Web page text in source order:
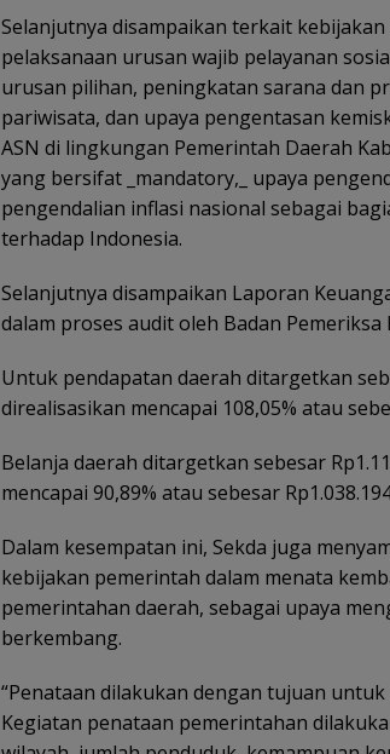
Selanjutnya disampaikan terkait
pelaksanaan urusan wajib pelayanan
urusan pilihan, peningkatan sarana dan
pariwisata, dan upaya pengentasan
ASN di lingkungan Pemerintah Daerah
yang bersifat _mandatory,_ upaya
pengendalian inflasi nasional sebagai
terhadap Indonesia.
Selanjutnya disampaikan Laporan
dalam proses audit oleh Badan Pemeriksa
Untuk pendapatan daerah ditargetkan
direalisasikan mencapai 108,05% atau
Belanja daerah ditargetkan sebesar
mencapai 90,89% atau sebesar
Dalam kesempatan ini, Sekda juga
kebijakan pemerintah dalam menata
pemerintahan daerah, sebagai upaya
berkembang.
“Penataan dilakukan dengan tujuan
Kegiatan penataan pemerintahan